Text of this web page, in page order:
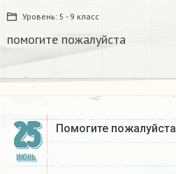
Уровень: 5 - 9 класс
помогите пожалуйста ​
25
ИЮНЬ
Помогите пожалуйста ​